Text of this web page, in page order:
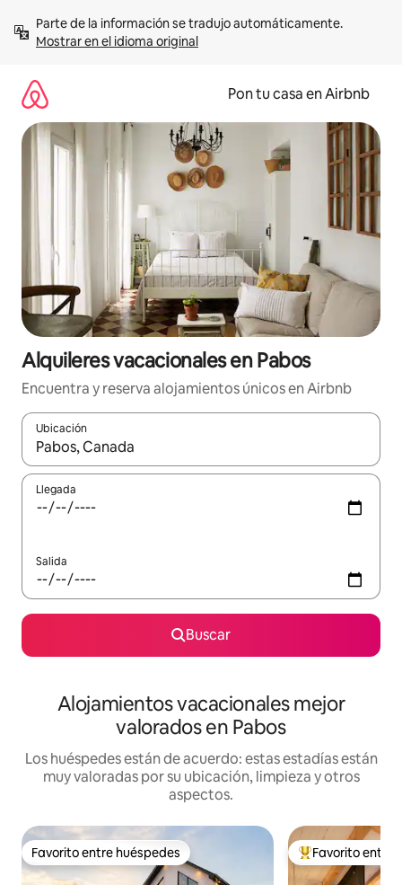
contenidoMostrar en el idioma original
Pon tu casa en Airbnb
Alquileres vacacionales en Pabos
Encuentra y reserva alojamientos únicos en Airbnb
Ubicación
Cuando los resultados estén disponibles, navega con las
Llegada
Salida
Buscar
Alojamientos vacacionales mejor
valorados en Pabos
Los huéspedes están de acuerdo: estas estadías están
muy valoradas por su ubicación, limpieza y otros
aspectos.
Favorito entre huéspedes
Favorito entre huéspedes Favorito entre
Favorito entre